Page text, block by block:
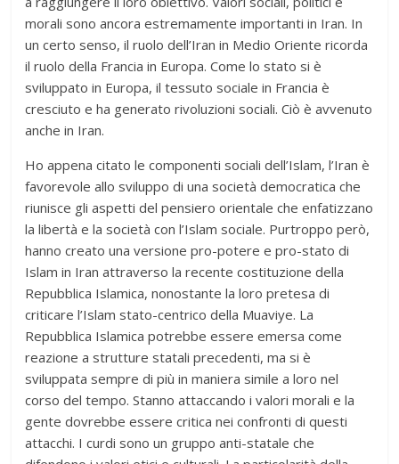
morali sono ancora estremamente importanti in Iran. In
un certo senso, il ruolo dell’Iran in Medio Oriente ricorda
il ruolo della Francia in Europa. Come lo stato si è
sviluppato in Europa, il tessuto sociale in Francia è
cresciuto e ha generato rivoluzioni sociali. Ciò è avvenuto
anche in Iran.
Ho appena citato le componenti sociali dell’Islam, l’Iran è
favorevole allo sviluppo di una società democratica che
riunisce gli aspetti del pensiero orientale che enfatizzano
la libertà e la società con l’Islam sociale. Purtroppo però,
hanno creato una versione pro-potere e pro-stato di
Islam in Iran attraverso la recente costituzione della
Repubblica Islamica, nonostante la loro pretesa di
criticare l’Islam stato-centrico della Muaviye. La
Repubblica Islamica potrebbe essere emersa come
reazione a strutture statali precedenti, ma si è
sviluppata sempre di più in maniera simile a loro nel
corso del tempo. Stanno attaccando i valori morali e la
gente dovrebbe essere critica nei confronti di questi
attacchi. I curdi sono un gruppo anti-statale che